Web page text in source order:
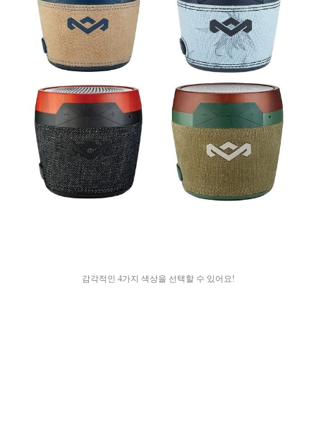
감각적인 4가지 색상을 선택할 수 있어요!